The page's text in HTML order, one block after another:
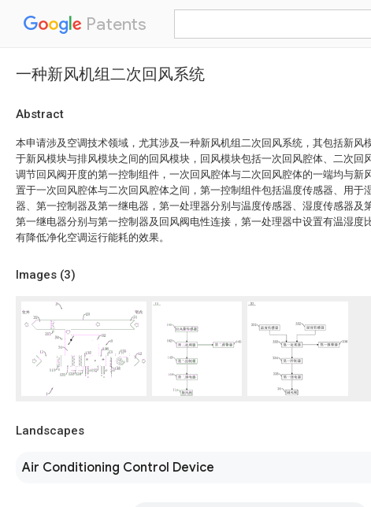
Patents
一种新风机组二次回风系统
Abstract
本申请涉及空调技术领域，尤其涉及一种新风机组二次回风系统，其包括新风
于新风模块与排风模块之间的回风模块，回风模块包括一次回风腔体、二次回
调节回风阀开度的第一控制组件，一次回风腔体与二次回风腔体的一端均与新
置于一次回风腔体与二次回风腔体之间，第一控制组件包括温度传感器、用于
器、第一控制器及第一继电器，第一处理器分别与温度传感器、湿度传感器及
第一继电器分别与第一控制器及回风阀电性连接，第一处理器中设置有温湿度
有降低净化空调运行能耗的效果。
Images (3)
Landscapes
Air Conditioning Control Device